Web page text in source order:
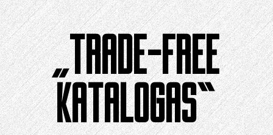
Pereiti
prie
turinio
„TRADE-FREE
KATALOGAS“